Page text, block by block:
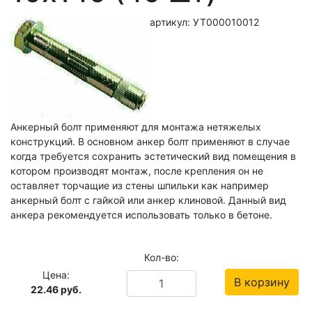
артикул: УТ000010012
Анкерный болт применяют для монтажа нетяжелых
конструкций. В основном анкер болт применяют в случае
когда требуется сохранить эстетический вид помещения в
котором производят монтаж, после крепления он не
оставляет торчащие из стены шпильки как например
анкерный болт с гайкой или анкер клиновой. Данный вид
анкера рекомендуется использовать только в бетоне.
Цена:
22.46 руб.
Кол-во:
В корзину